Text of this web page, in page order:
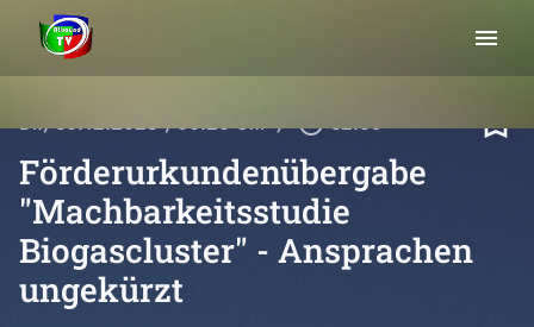
menu
Di., 30.12.2025, 00:20 Uhr / play_circle_outline32:08 bookmark_border
Förderurkundenübergabe
"Machbarkeitsstudie
Biogascluster" - Ansprachen
ungekürzt